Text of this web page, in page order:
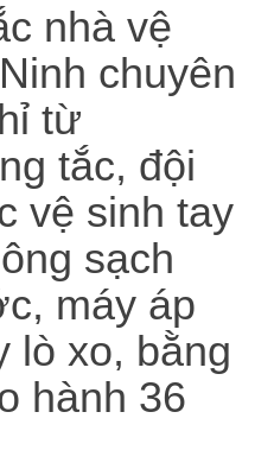
nhà vệ
chuyên
từ
tắc, đội
vệ sinh tay
sạch
máy áp
lò xo, bằng
hành 36